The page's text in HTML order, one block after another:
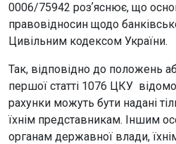
0006/75942 розʼяснює, що
правовідносин щодо
Цивільним кодексом України.
Так, відповідно до положень
першої статті 1076 ЦКУ
рахунки можуть бути надані
їхнім представникам. Іншим
органам державної влади,